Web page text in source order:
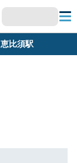
恵比須駅